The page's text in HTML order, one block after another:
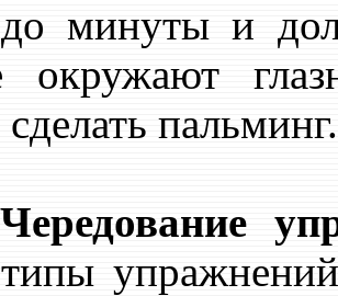
до минуты и
окружают
пальминг.